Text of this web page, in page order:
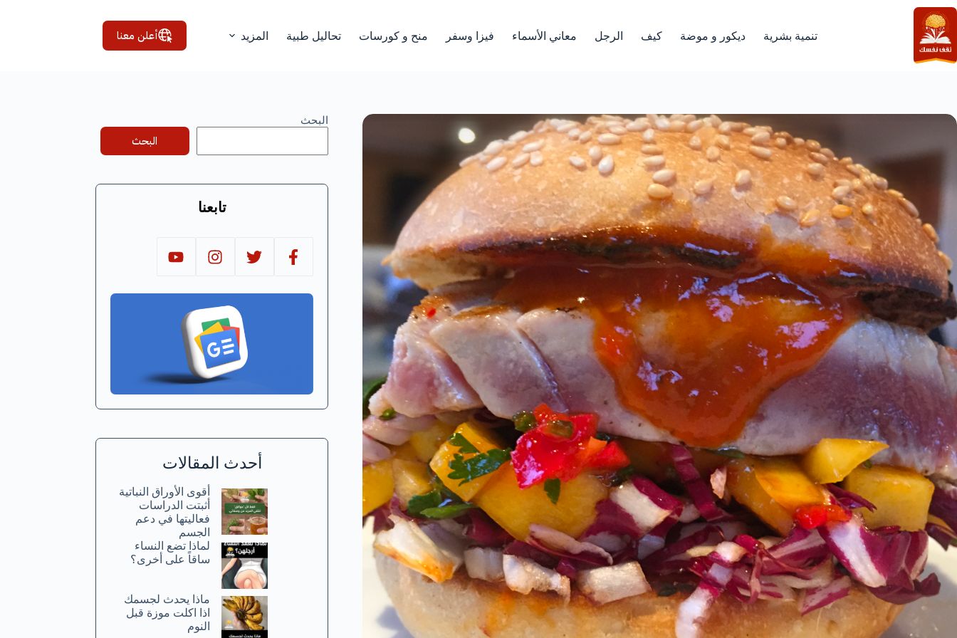
التجاوز
إلى
المحتوى
تنمية بشرية ديكور و موضة كيف الرجل معاني الأسماء فيزا وسفر منح و كورسات تحاليل طبية المزيد أعلن معنا
البحث
البحث
تابعنا
أحدث المقالات
أقوى الأوراق النباتية
أثبتت الدراسات
فعاليتها في دعم
الجسم
لماذا تضع النساء
ساقاً على أخرى؟
ماذا يحدث لجسمك
اذا اكلت موزة قبل
النوم